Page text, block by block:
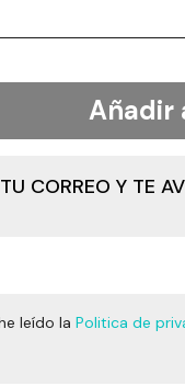
Añadir
CORREO Y TE
leído la Politica de